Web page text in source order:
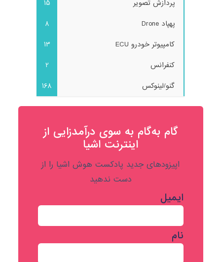
پردازش تصویر
15
پهپاد Drone
8
کامپیوتر خودرو ECU
13
کنفرانس
2
گنو/لینوکس
168
گام به‌گام به‌ سوی درآمدزایی از
اینترنت اشیا
اپیزودهای جدید پادکست هوش اشیا را از
دست ندهید
ایمیل
نام